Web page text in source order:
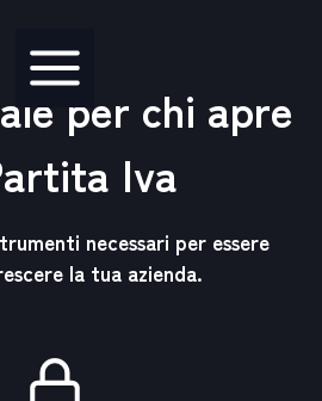
per chi apre
Iva
necessari per essere
la tua azienda.